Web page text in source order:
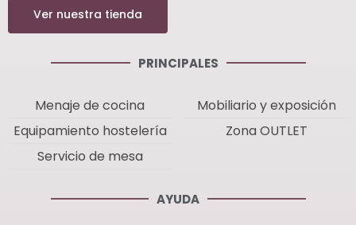
Ver nuestra tienda
PRINCIPALES
Menaje de cocina
Equipamiento hostelería
Servicio de mesa
Mobiliario y exposición
Zona OUTLET
AYUDA